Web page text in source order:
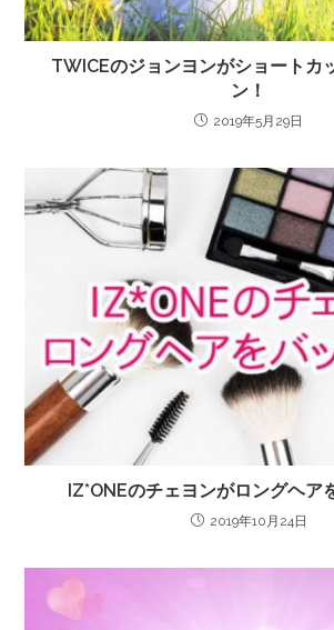
TWICEのジョンヨンがショートカ
ン！
2019年5月29日
IZ*ONEのチェヨンがロングヘア
2019年10月24日